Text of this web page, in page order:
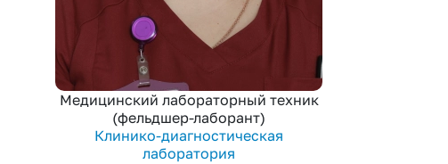
Медицинский лабораторный техник
(фельдшер-лаборант)
Клинико-диагностическая
лаборатория